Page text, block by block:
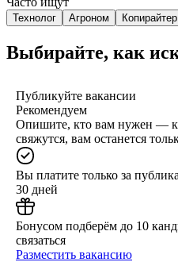
Технолог Агроном Копирайтер
Выбирайте, как
Публикуйте вакансии
Рекомендуем
Опишите, кто вам нужен —
свяжутся, вам останется
Вы платите только за
30 дней
Бонусом подберём до 10
связаться
Разместить вакансию